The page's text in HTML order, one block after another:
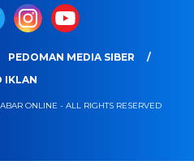
PEDOMAN MEDIA SIBER
IKLAN
ONLINE - ALL RIGHTS RESERVED